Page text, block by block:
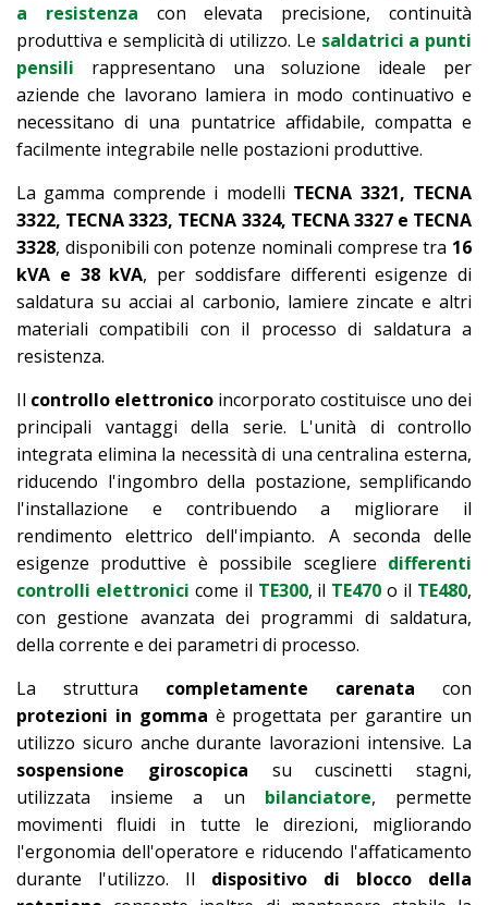
a resistenza con elevata precisione, continuità
produttiva e semplicità di utilizzo. Le saldatrici a punti
pensili rappresentano una soluzione ideale per
aziende che lavorano lamiera in modo continuativo e
necessitano di una puntatrice affidabile, compatta e
facilmente integrabile nelle postazioni produttive.
La gamma comprende i modelli TECNA 3321, TECNA
3322, TECNA 3323, TECNA 3324, TECNA 3327 e TECNA
3328, disponibili con potenze nominali comprese tra 16
kVA e 38 kVA, per soddisfare differenti esigenze di
saldatura su acciai al carbonio, lamiere zincate e altri
materiali compatibili con il processo di saldatura a
resistenza.
Il controllo elettronico incorporato costituisce uno dei
principali vantaggi della serie. L'unità di controllo
integrata elimina la necessità di una centralina esterna,
riducendo l'ingombro della postazione, semplificando
l'installazione e contribuendo a migliorare il
rendimento elettrico dell'impianto. A seconda delle
esigenze produttive è possibile scegliere differenti
controlli elettronici come il TE300, il TE470 o il TE480,
con gestione avanzata dei programmi di saldatura,
della corrente e dei parametri di processo.
La struttura completamente carenata con
protezioni in gomma è progettata per garantire un
utilizzo sicuro anche durante lavorazioni intensive. La
sospensione giroscopica su cuscinetti stagni,
utilizzata insieme a un bilanciatore, permette
movimenti fluidi in tutte le direzioni, migliorando
l'ergonomia dell'operatore e riducendo l'affaticamento
durante l'utilizzo. Il dispositivo di blocco della